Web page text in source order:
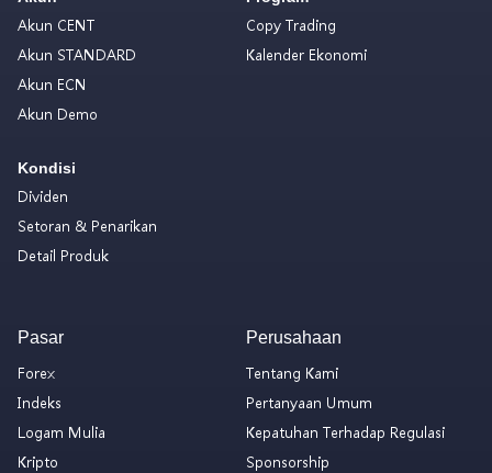
Akun CENT
Akun STANDARD
Akun ECN
Akun Demo
Kondisi
Dividen
Setoran & Penarikan
Detail Produk
Copy Trading
Kalender Ekonomi
Pasar
Forex
Indeks
Logam Mulia
Kripto
Perusahaan
Tentang Kami
Pertanyaan Umum
Kepatuhan Terhadap Regulasi
Sponsorship